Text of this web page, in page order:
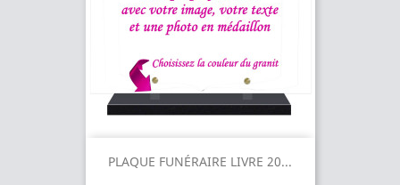
PLAQUE FUNÉRAIRE LIVRE 20...